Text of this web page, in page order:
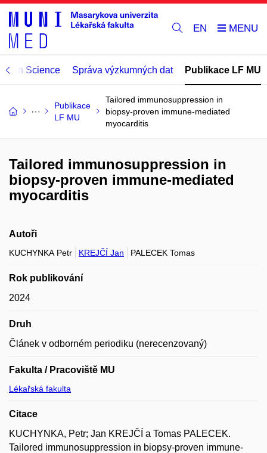
EN
Open Science Správa výzkumných dat Publikace LF MU
Publikace
LF MU
Tailored immunosuppression in
biopsy-proven immune-mediated
myocarditis
Tailored immunosuppression in
biopsy-proven immune-mediated
myocarditis
Autoři
KUCHYNKA Petr KREJČÍ Jan PALECEK Tomas
Rok publikování
2024
Druh
Článek v odborném periodiku (nerecenzovaný)
Fakulta / Pracoviště MU
Lékařská fakulta
Citace
KUCHYNKA, Petr; Jan KREJČÍ a Tomas PALECEK.
Tailored immunosuppression in biopsy-proven immune-